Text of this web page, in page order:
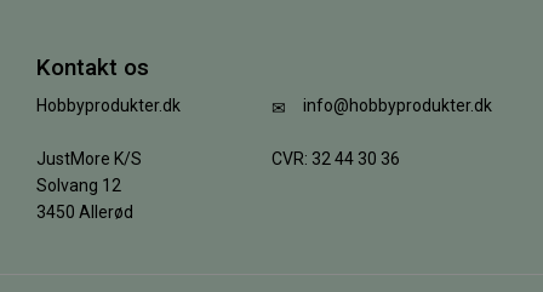
Kontakt os
Hobbyprodukter.dk
JustMore K/S
Solvang 12
3450 Allerød
info@hobbyprodukter.dk
CVR: 32 44 30 36